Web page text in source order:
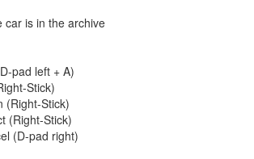
car is in the archive
pad left + A)
Stick)
(Right-Stick)
(Right-Stick)
(D-pad right)